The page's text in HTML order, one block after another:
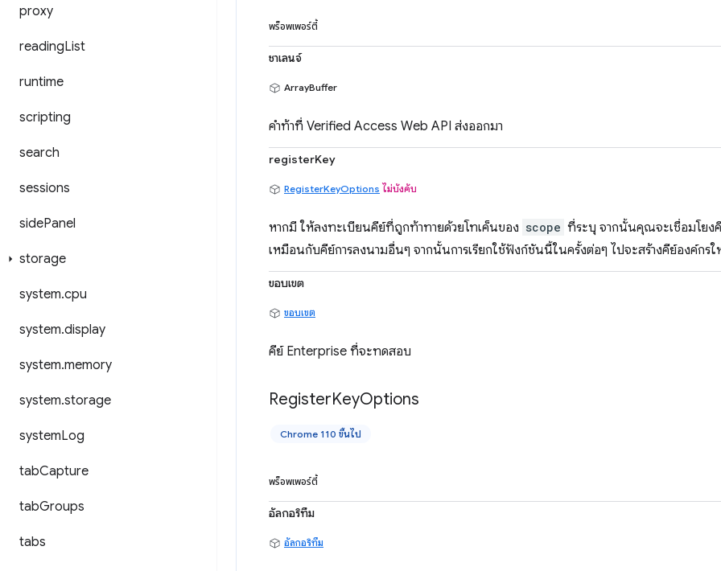
proxy
readingList
runtime
scripting
search
sessions
sidePanel
storage
system.cpu
system.display
system.memory
system.storage
systemLog
tabCapture
tabGroups
tabs
พร็อพเพอร์ตี้
ชาเลนจ์
ArrayBuffer
คำท้าที่ Verified Access Web API ส่งออกมา
registerKey
RegisterKeyOptions ไม่บังคับ
หากมี ให้ลงทะเบียนคีย์ที่ถูกท้าทายด้วยโทเค็นของ scope ที่ระบุ จากนั้นคุณจะเชื่อมโยง
เหมือนกับคีย์การลงนามอื่นๆ จากนั้นการเรียกใช้ฟังก์ชันนี้ในครั้งต่อๆ ไปจะสร้างคีย์องค์กร
ขอบเขต
ขอบเขต
คีย์ Enterprise ที่จะทดสอบ
RegisterKeyOptions
Chrome 110 ขึ้นไป
พร็อพเพอร์ตี้
อัลกอริทึม
อัลกอริทึม